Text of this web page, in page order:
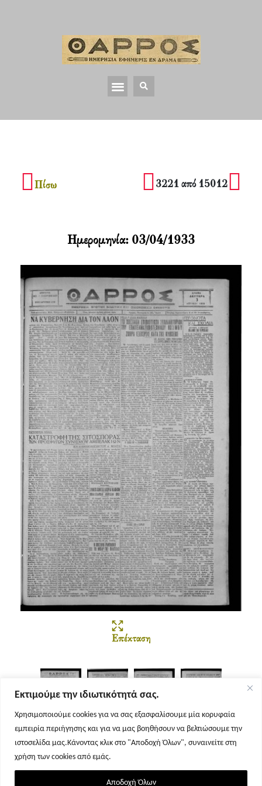
Εκτιμούμε την ιδιωτικότητά σας.
Χρησιμοποιούμε cookies για να σας εξασφαλίσουμε μία κορυφαία
εμπειρία περιήγησης και για να μας βοηθήσουν να βελτιώσουμε την
ιστοσελίδα μας.Κάνοντας κλικ στο "Αποδοχή Όλων", συναινείτε στη
χρήση των cookies από εμάς.
Αποδοχή Όλων
Πίσω 3221 από 15012
Επέκταση
Σελίδα 1 Σελίδα 2 Σελίδα 3 Σελίδα 4
Ημερομηνία: 03/04/1933